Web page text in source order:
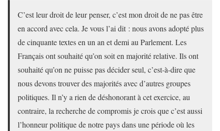
C’est leur droit de leur penser, c’est mon droit de ne pas être
en accord avec cela. Je vous l’ai dit : nous avons adopté plus
de cinquante textes en un an et demi au Parlement. Les
Français ont souhaité qu’on soit en majorité relative. Ils ont
souhaité qu’on ne puisse pas décider seul, c’est-à-dire que
nous devons trouver des majorités avec d’autres groupes
politiques. Il n’y a rien de déshonorant à cet exercice, au
contraire, la recherche de compromis je crois que c’est aussi
l’honneur politique de notre pays dans une période où les